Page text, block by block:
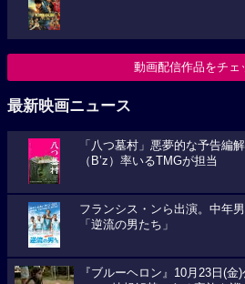
動画配信作品をチェ
最新映画ニュース
「八つ墓村」悪夢的な予告編
（B’z）率いるTMGが担当
フランシス・ンら出演。中年
「逆流の男たち」
『ブルーヘロン』10月23日(